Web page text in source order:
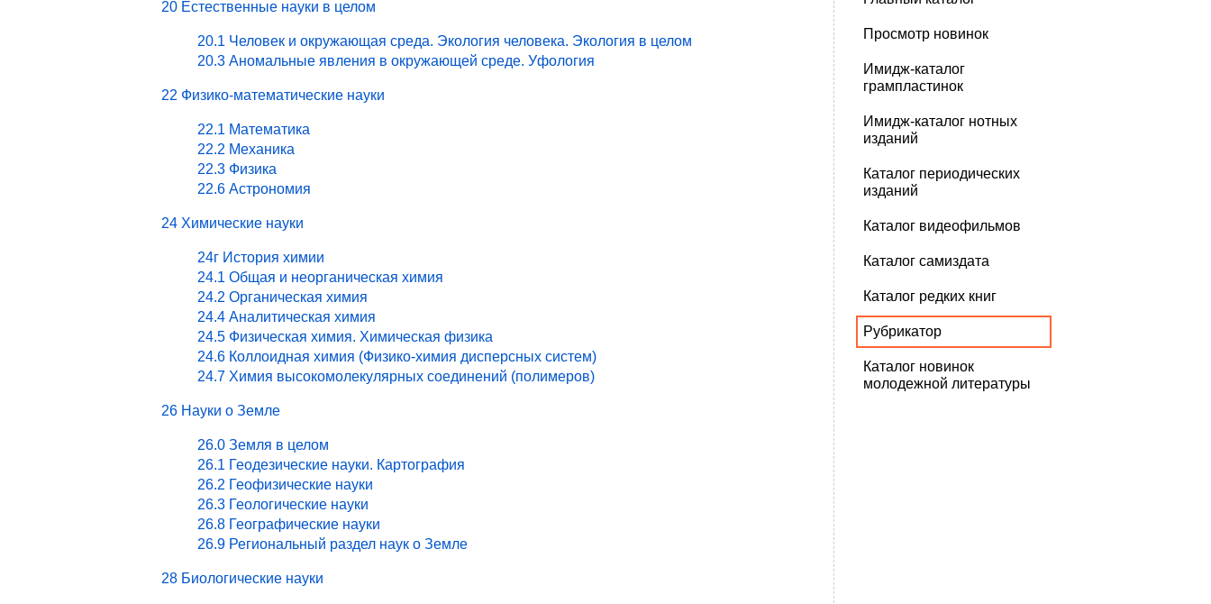
20 Естественные науки в целом
20.1 Человек и окружающая среда. Экология человека. Экология в целом
20.3 Аномальные явления в окружающей среде. Уфология
22 Физико-математические науки
22.1 Математика
22.2 Механика
22.3 Физика
22.6 Астрономия
24 Химические науки
24г История химии
24.1 Общая и неорганическая химия
24.2 Органическая химия
24.4 Аналитическая химия
24.5 Физическая химия. Химическая физика
24.6 Коллоидная химия (Физико-химия дисперсных систем)
24.7 Химия высокомолекулярных соединений (полимеров)
26 Науки о Земле
26.0 Земля в целом
26.1 Геодезические науки. Картография
26.2 Геофизические науки
26.3 Геологические науки
26.8 Географические науки
26.9 Региональный раздел наук о Земле
28 Биологические науки
Просмотр новинок
Имидж-каталог
грампластинок
Имидж-каталог нотных
изданий
Каталог периодических
изданий
Каталог видеофильмов
Каталог самиздата
Каталог редких книг
Рубрикатор
Каталог новинок
молодежной литературы